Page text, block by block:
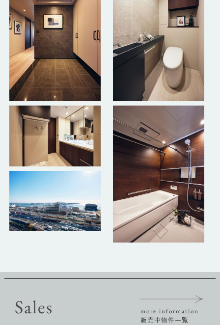
Sales more information
販売中物件一覧